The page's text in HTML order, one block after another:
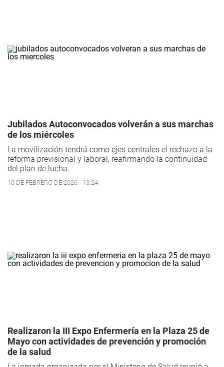
Jubilados Autoconvocados volverán a sus marchas
de los miércoles
La movilización tendrá como ejes centrales el rechazo a la
reforma previsional y laboral, reafirmando la continuidad
del plan de lucha.
10 DE FEBRERO DE 2026 - 13:24
Realizaron la III Expo Enfermería en la Plaza 25 de
Mayo con actividades de prevención y promoción
de la salud